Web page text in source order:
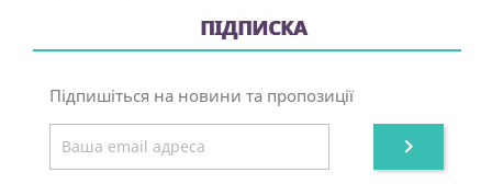
ПІДПИСКА
Підпишіться на новини та пропозиції
